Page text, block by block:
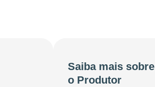
Saiba mais sobre
o Produtor